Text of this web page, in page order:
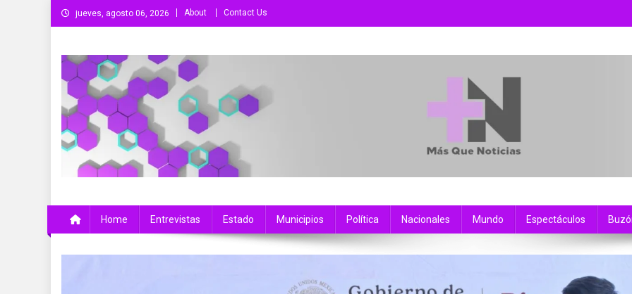
Saltar
al
jueves, agosto 06, 2026 About Contact Us
Home Entrevistas Estado Municipios Política Nacionales Mundo Espectáculos